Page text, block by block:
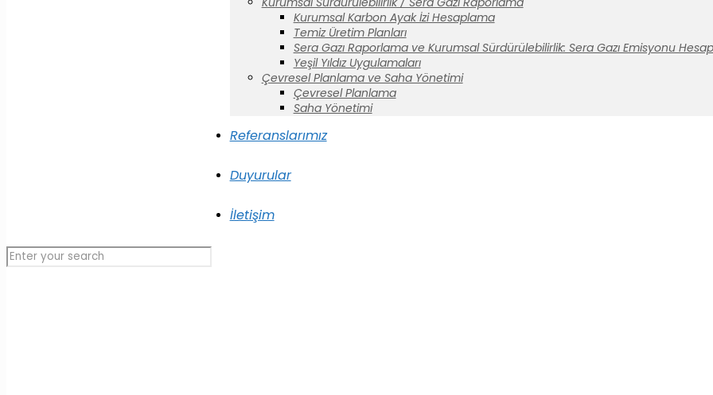
Kurumsal Karbon Ayak İzi Hesaplama
Temiz Üretim Planları
Sera Gazı Raporlama ve Kurumsal Sürdürülebilirlik: Sera Gazı Emisyonu
Yeşil Yıldız Uygulamaları
Çevresel Planlama ve Saha Yönetimi
Çevresel Planlama
Saha Yönetimi
Referanslarımız
Duyurular
İletişim